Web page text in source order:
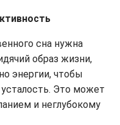
сна нужна
образ жизни,
энергии, чтобы
Это может
и неглубокому